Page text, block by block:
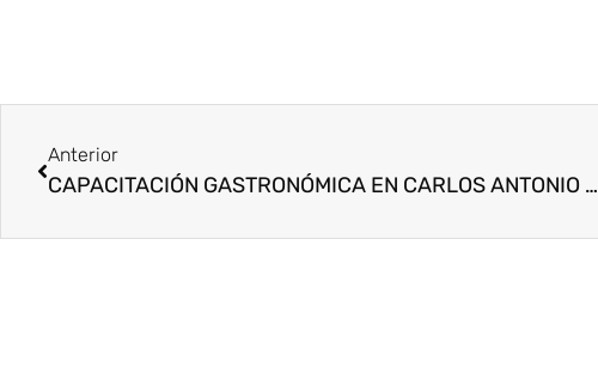
Anterior
CAPACITACIÓN GASTRONÓMICA EN CARLOS ANTONIO LÓPEZ – MES DE LA MADRE